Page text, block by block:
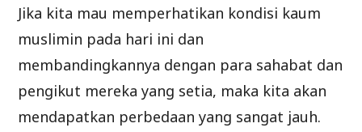
Jika kita mau memperhatikan kondisi kaum
muslimin pada hari ini dan
membandingkannya dengan para sahabat dan
pengikut mereka yang setia, maka kita akan
mendapatkan perbedaan yang sangat jauh.